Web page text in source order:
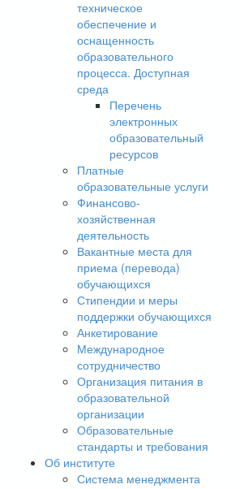
техническое
обеспечение и
оснащенность
образовательного
процесса. Доступная
среда
Перечень
электронных
образовательный
ресурсов
Платные
образовательные услуги
Финансово-
хозяйственная
деятельность
Вакантные места для
приема (перевода)
обучающихся
Стипендии и меры
поддержки обучающихся
Анкетирование
Международное
сотрудничество
Организация питания в
образовательной
организации
Образовательные
стандарты и требования
Об институте
Система менеджмента